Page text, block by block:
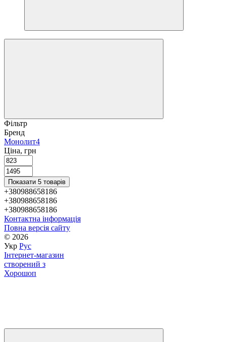
Фільтр
Бренд
Монолит4
Ціна, грн
Показати 5 товарів
+380988658186
+380988658186
+380988658186
Контактна інформація
Повна версія сайту
© 2026
Укр Рус
Інтернет-магазин
створений з
Хорошоп